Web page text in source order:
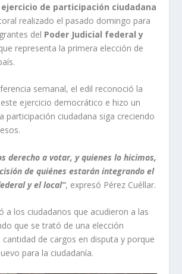
de participación ciudadana
realizado el pasado domingo para
del Poder Judicial federal y
representa la primera elección de
semanal, el edil reconoció la
ejercicio democrático e hizo un
participación ciudadana siga creciendo
derecho a votar, y quienes lo hicimos,
de quiénes estarán integrando el
y el local”, expresó Pérez Cuéllar.
a los ciudadanos que acudieron a las
que se trató de una elección
de cargos en disputa y porque
para la ciudadanía.